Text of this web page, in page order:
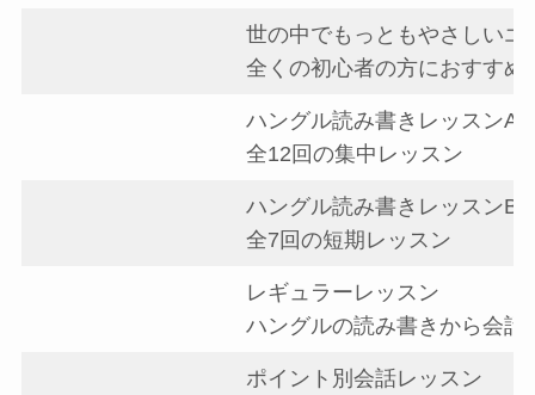
世の中でもっともやさしいエ
全くの初心者の方におすすめ
ハングル読み書きレッスンA
全12回の集中レッスン
ハングル読み書きレッスンB
全7回の短期レッスン
レギュラーレッスン
ハングルの読み書きから会話
ポイント別会話レッスン